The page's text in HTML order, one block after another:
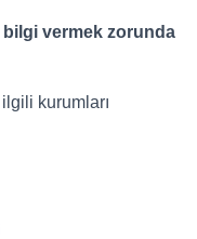
bilgi vermek zorunda
kurumları